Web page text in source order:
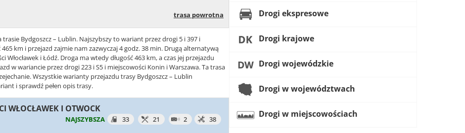
trasa powrotna
Bydgoszcz – Lublin. Najszybszy to wariant przez drogi 5 i 397 i
km i przejazd zajmie nam zazwyczaj 4 godz. 38 min. Drugą alternatywą
i Łódź. Droga ma wtedy długość 463 km, a czas jej przejazdu
w wariancie przez drogi 223 i S5 i miejscowości Konin i Warszawa. Ta trasa
Wszystkie warianty przejazdu trasy Bydgoszcz – Lublin
i sprawdź pełen opis trasy.
WŁOCŁAWEK I OTWOCK
NAJSZYBSZA 33 21 2 38
Drogi ekspresowe
Drogi krajowe
Drogi wojewódzkie
Drogi w województwach
Drogi w miejscowościach